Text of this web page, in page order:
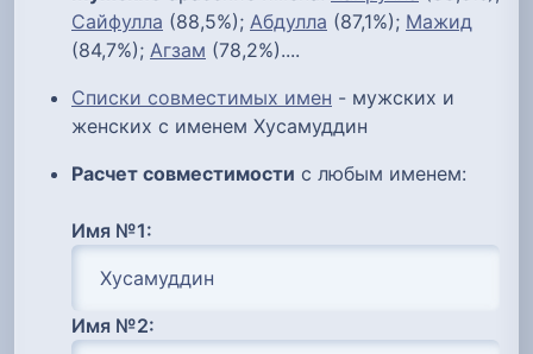
Сайфулла (88,5%); Абдулла (87,1%); Мажид
(84,7%); Агзам (78,2%)....
Списки совместимых имен - мужских и
женских с именем Хусамуддин
Расчет совместимости с любым именем:
Имя №1:
Имя №2: